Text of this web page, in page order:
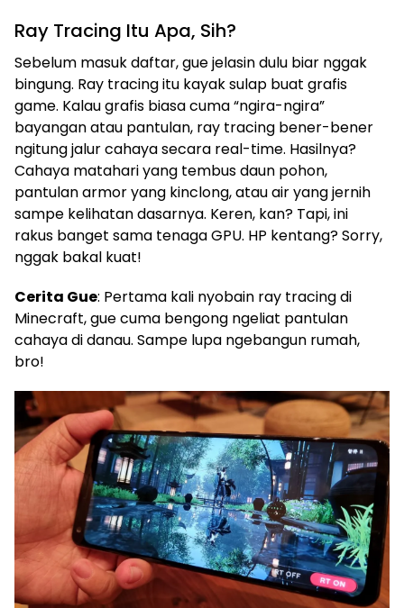
Ray Tracing Itu Apa, Sih?
Sebelum masuk daftar, gue jelasin dulu biar nggak
bingung. Ray tracing itu kayak sulap buat grafis
game. Kalau grafis biasa cuma “ngira-ngira”
bayangan atau pantulan, ray tracing bener-bener
ngitung jalur cahaya secara real-time. Hasilnya?
Cahaya matahari yang tembus daun pohon,
pantulan armor yang kinclong, atau air yang jernih
sampe kelihatan dasarnya. Keren, kan? Tapi, ini
rakus banget sama tenaga GPU. HP kentang? Sorry,
nggak bakal kuat!
Cerita Gue: Pertama kali nyobain ray tracing di
Minecraft, gue cuma bengong ngeliat pantulan
cahaya di danau. Sampe lupa ngebangun rumah,
bro!